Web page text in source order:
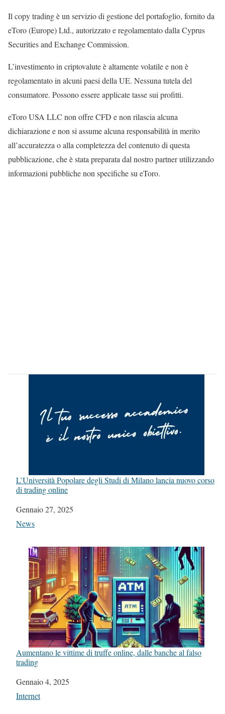
Il copy trading è un servizio di gestione del portafoglio, fornito da
eToro (Europe) Ltd., autorizzato e regolamentato dalla Cyprus
Securities and Exchange Commission.
L’investimento in criptovalute è altamente volatile e non è
regolamentato in alcuni paesi della UE. Nessuna tutela del
consumatore. Possono essere applicate tasse sui profitti.
eToro USA LLC non offre CFD e non rilascia alcuna
dichiarazione e non si assume alcuna responsabilità in merito
all’accuratezza o alla completezza del contenuto di questa
pubblicazione, che è stata preparata dal nostro partner utilizzando
informazioni pubbliche non specifiche su eToro.
L’Università Popolare degli Studi di Milano lancia nuovo corso
di trading online
Data
Gennaio 27, 2025
In relazione a
News
Aumentano le vittime di truffe online, dalle banche al falso
trading
Data
Gennaio 4, 2025
In relazione a
Internet